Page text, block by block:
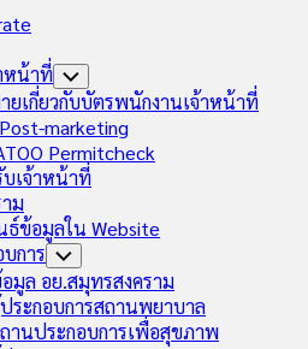
หน้าที่ Toggle
Child
Menu
ยเกี่ยวกับบัตรพนักงานเจ้าหน้าที่
marketing
Permitcheck
เจ้าหน้าที่
ม
ข้อมูลใน Website
การ Toggle
Child
Menu
มูล อย.สมุทรสงคราม
ระกอบการสถานพยาบาล
านประกอบการเพื่อสุขภาพ